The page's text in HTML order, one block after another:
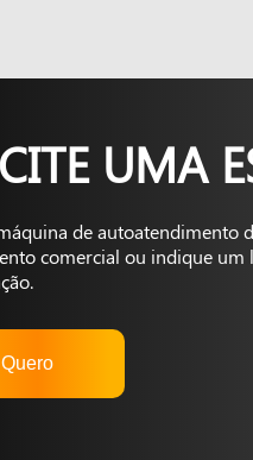
UMA
de autoatendimento
comercial ou indique um